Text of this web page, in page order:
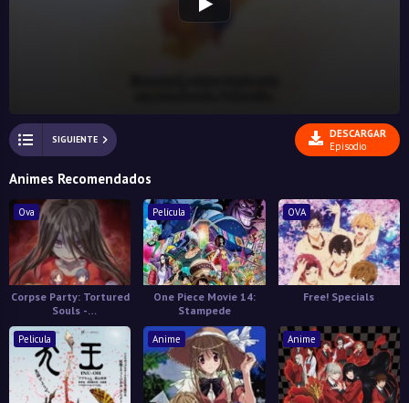
SIGUIENTE
DESCARGAR
Episodio
Animes Recomendados
Ova
Corpse Party: Tortured
Souls -
Bougyakusareta
Tamashii no Jukyou
Película
One Piece Movie 14:
Stampede
OVA
Free! Specials
Pelicula Anime Anime